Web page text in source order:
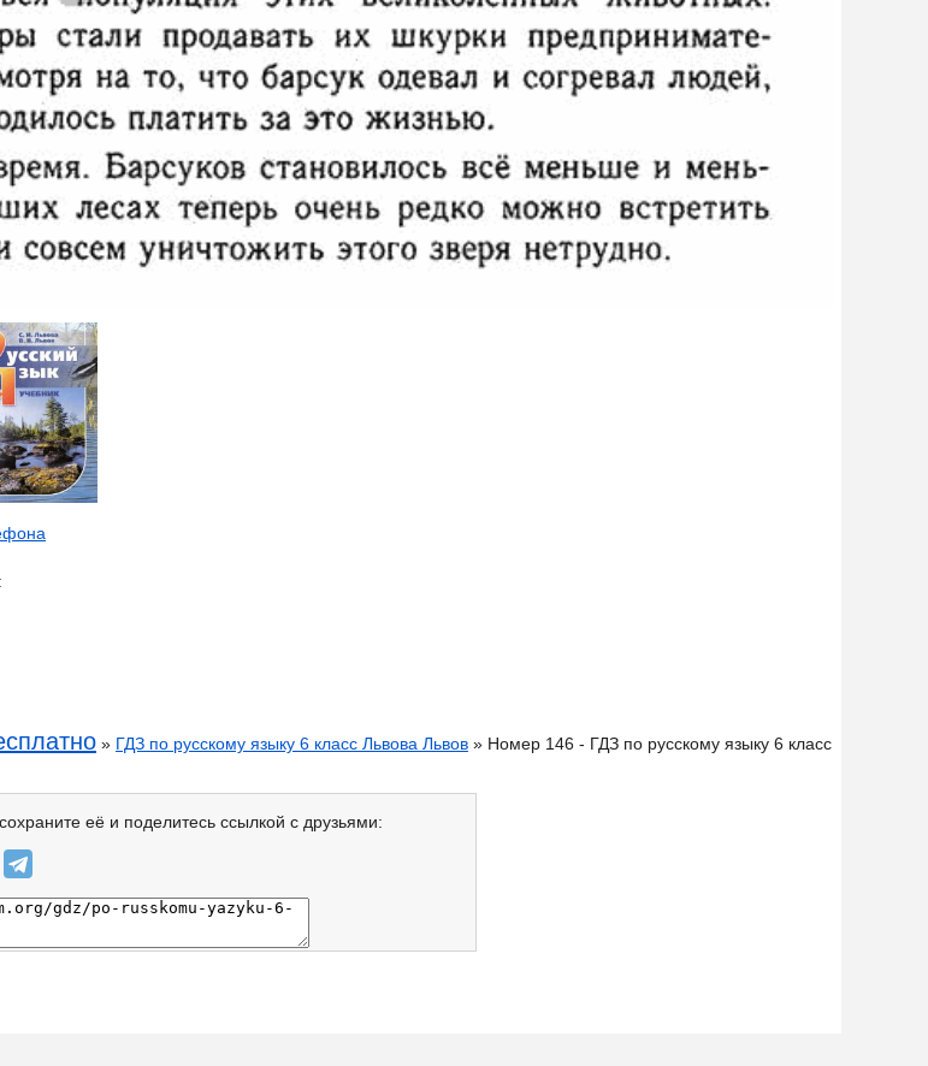
:
» ГДЗ по русскому языку 6 класс Львова Львов » Номер 146 - ГДЗ по русскому языку 6 класс
её и поделитесь ссылкой с друзьями: